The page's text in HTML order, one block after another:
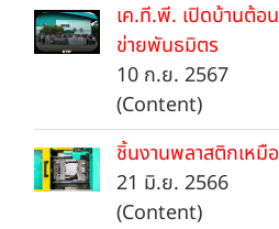
เค.ที.พี. เปิดบ้านต้อ
ข่ายพันธมิตร
10 ก.ย. 2567
(Content)
ชิ้นงานพลาสติกเห
21 มิ.ย. 2566
(Content)